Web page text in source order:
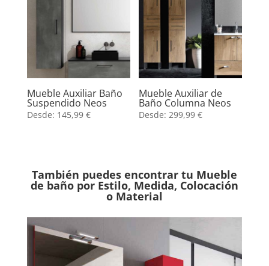
Mueble Auxiliar Baño
Suspendido Neos
Desde: 145,99 €
Mueble Auxiliar de
Baño Columna Neos
Desde:299,99€
También puedes encontrar tu Mueble
de baño por Estilo, Medida, Colocación
o Material